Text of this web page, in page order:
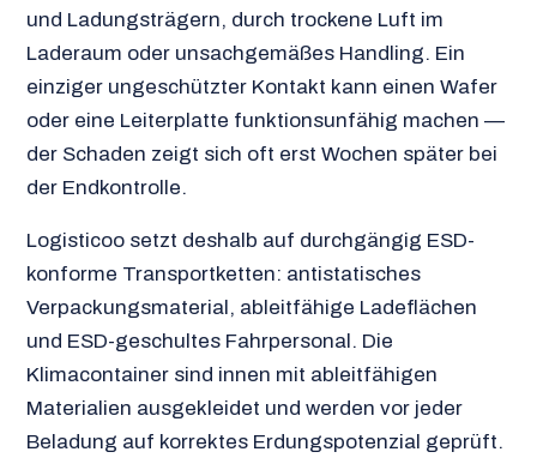
und Ladungsträgern, durch trockene Luft im
Laderaum oder unsachgemäßes Handling. Ein
einziger ungeschützter Kontakt kann einen Wafer
oder eine Leiterplatte funktionsunfähig machen —
der Schaden zeigt sich oft erst Wochen später bei
der Endkontrolle.
Logisticoo setzt deshalb auf durchgängig ESD-
konforme Transportketten: antistatisches
Verpackungsmaterial, ableitfähige Ladeflächen
und ESD-geschultes Fahrpersonal. Die
Klimacontainer sind innen mit ableitfähigen
Materialien ausgekleidet und werden vor jeder
Beladung auf korrektes Erdungspotenzial geprüft.